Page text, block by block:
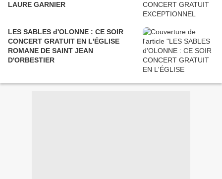
LAURE GARNIER
LES SABLES d'OLONNE : CE SOIR
CONCERT GRATUIT EN L'ÉGLISE
ROMANE DE SAINT JEAN
D'ORBESTIER